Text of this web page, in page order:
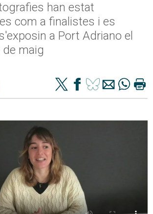
han estat
com a finalistes i es
a Port Adriano el
maig